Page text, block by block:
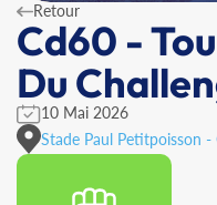
Retour
Cd60 -
Du
10 Mai 2026
Stade Paul Petitpoisson